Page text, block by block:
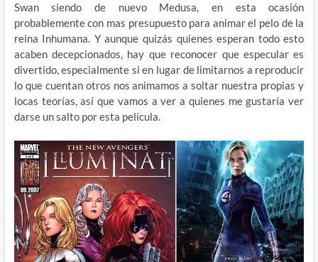
Swan siendo de nuevo Medusa, en esta ocasión
probablemente con mas presupuesto para animar el pelo de la
reina Inhumana. Y aunque quizás quienes esperan todo esto
acaben decepcionados, hay que reconocer que especular es
divertido, especialmente si en lugar de limitarnos a reproducir
lo que cuentan otros nos animamos a soltar nuestra propias y
locas teorías, así que vamos a ver a quienes me gustaría ver
darse un salto por esta película.